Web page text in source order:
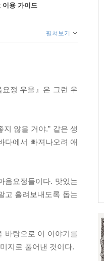
이용 가이드
펼쳐보기
정 우울』은 그런 우
않을 거야.” 같은 생
다에서 빠져나오려 애
음요정들이다. 맛있는
고 흘려보내도록 돕는
바탕으로 이 이야기를
지로 풀어낸 것이다.